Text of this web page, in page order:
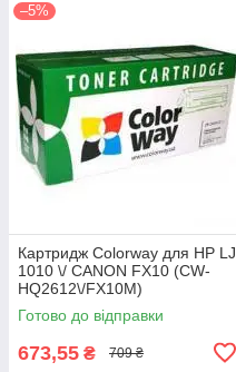
–5%
Картридж Colorway для HP LJ
1010 \/ CANON FX10 (CW-
HQ2612\/FX10M)
Готово до відправки
673,55 ₴ 709 ₴